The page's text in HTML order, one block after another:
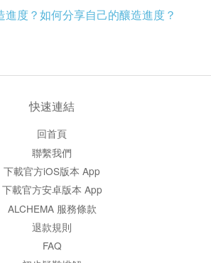
度？如何分享自己的釀造進度？
快速連結
回首頁
聯繫我們
下載官方iOS版本 App
下載官方安卓版本 App
ALCHEMA 服務條款
退款規則
FAQ